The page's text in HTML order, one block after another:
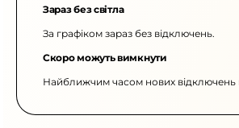
Зараз без світла
За графіком зараз без відключень.
Скоро можуть вимкнути
Найближчим часом нових відключень